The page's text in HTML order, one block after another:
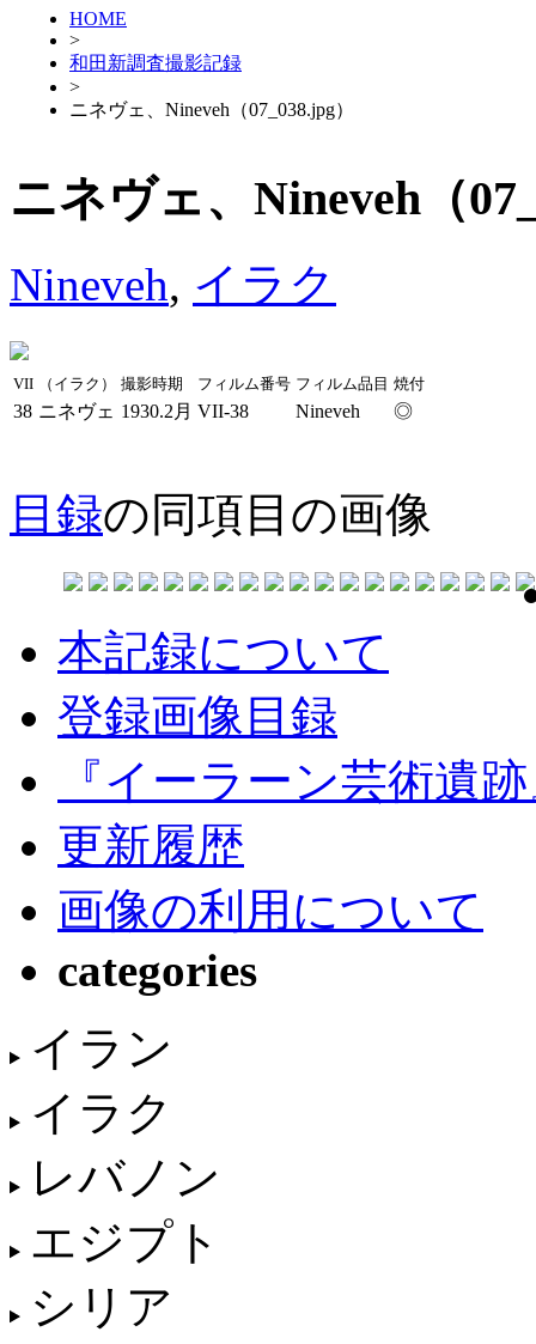
HOME
>
和田新調査撮影記録
>
ニネヴェ、Nineveh（07_038.jpg）
ニネヴェ、Nineveh（
Nineveh, イラク
VII （イラク） 撮影時期 フィルム番号 フィルム品目 焼付
38 ニネヴェ 1930.2月 VII-38 Nineveh ◎
目録の同項目の画像
本記録について
登録画像目録
『イーラーン芸術遺
更新履歴
画像の利用について
categories
イラン
イラク
レバノン
エジプト
シリア